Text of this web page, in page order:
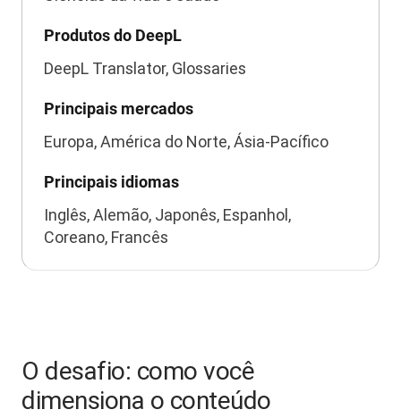
Produtos do DeepL
DeepL Translator, Glossaries
Principais mercados
Europa, América do Norte, Ásia-Pacífico
Principais idiomas
Inglês, Alemão, Japonês, Espanhol,
Coreano, Francês
O desafio: como você
dimensiona o conteúdo